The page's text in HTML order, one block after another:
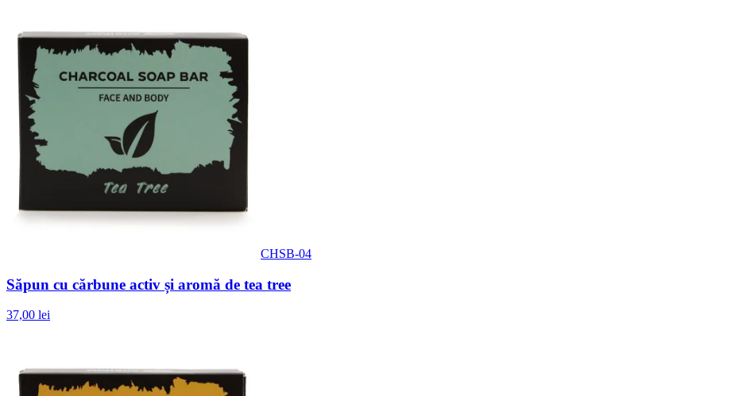
CHSB-04
Săpun cu cărbune activ și aromă de tea tree
37,00 lei